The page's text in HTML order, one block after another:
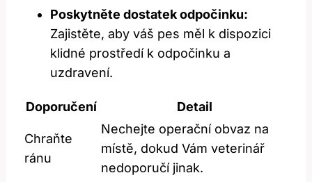
Poskytněte dostatek odpočinku:
Zajistěte, aby váš pes měl k dispozici
klidné prostředí k odpočinku a
uzdravení.
Doporučení Detail
Chraňte
ránu
Nechejte operační obvaz na
místě, dokud Vám veterinář
nedoporučí jinak.